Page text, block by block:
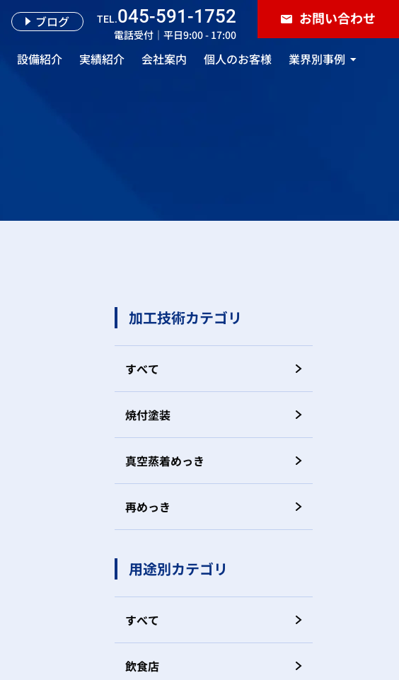
ブログ TEL.045-591-1752
電話受付｜平日9:00 - 17:00
お問い合わせ
設備紹介 実績紹介 会社案内 個人のお客様 業界別事例
加工技術カテゴリ
すべて
焼付塗装
真空蒸着めっき
再めっき
用途別カテゴリ
すべて
飲食店